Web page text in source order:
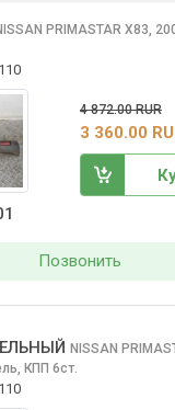
PRIMASTAR X83,
4 872.00 RUR
3 360.00
Позвонить
NISSAN
КПП 6ст.